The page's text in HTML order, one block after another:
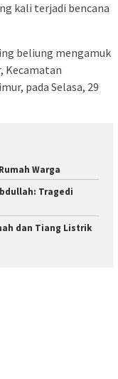
kali terjadi bencana
beliung mengamuk
Kecamatan
pada Selasa, 29
Warga
Tragedi
dan Tiang Listrik